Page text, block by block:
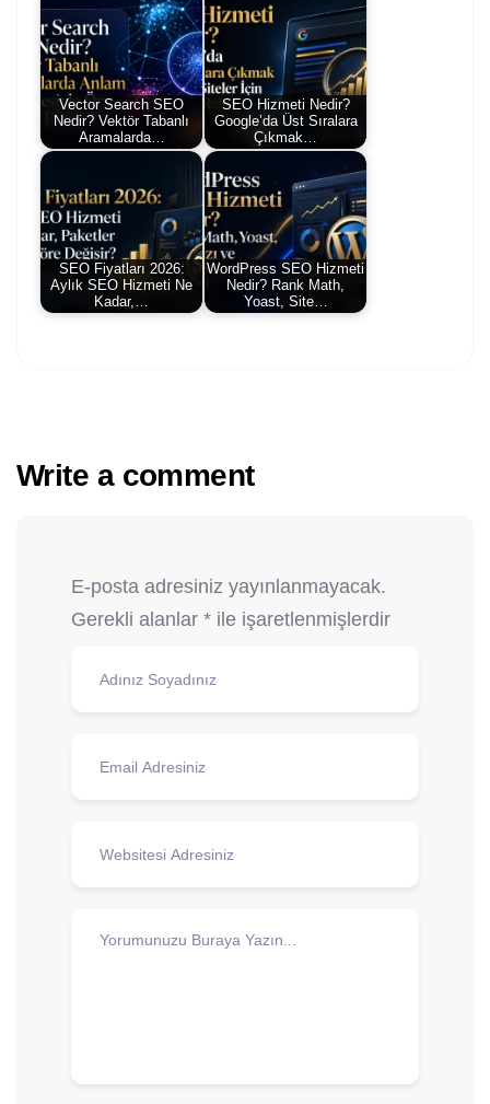
Vector Search SEO
Nedir? Vektör Tabanlı
Aramalarda…
SEO Hizmeti Nedir?
Google’da Üst Sıralara
Çıkmak…
SEO Fiyatları 2026:
Aylık SEO Hizmeti Ne
Kadar,…
WordPress SEO Hizmeti
Nedir? Rank Math,
Yoast, Site…
Write a comment
E-posta adresiniz yayınlanmayacak.
Gerekli alanlar * ile işaretlenmişlerdir